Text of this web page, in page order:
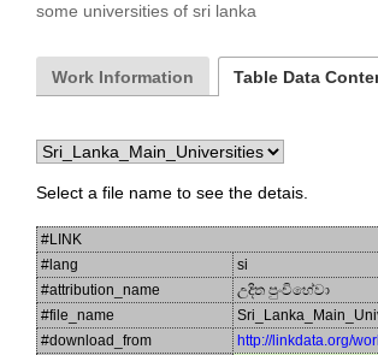
some universities of sri lanka
Work Information Table Data
Select a file name to see the detais.
#LINK
#lang
si
#attribution_name
උදිත පුංචිහේවා
#file_name
#download_from
http://linkdata.org/